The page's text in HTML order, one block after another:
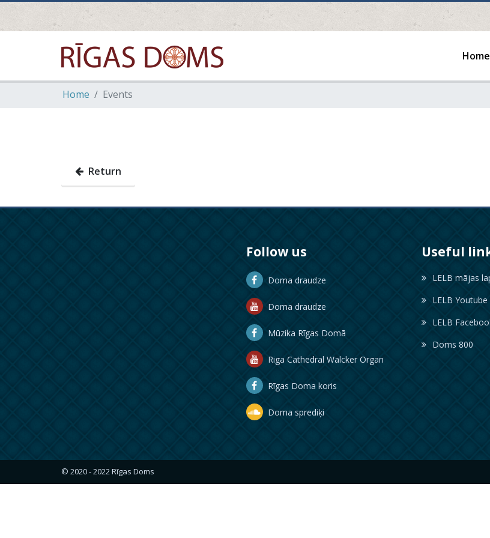
Home
Home Events
Return
Follow us
Doma draudze
Doma draudze
Mūzika Rīgas Domā
Riga Cathedral Walcker Organ
Rīgas Doma koris
Doma sprediķi
Useful
LELB mājas
LELB Youtube
LELB
Doms 800
© 2020 - 2022 Rīgas Doms